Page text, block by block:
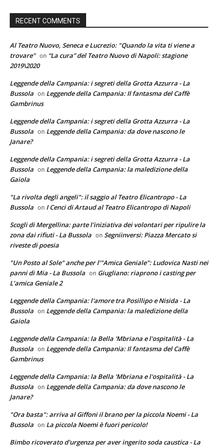
RECENT COMMENTS
Al Teatro Nuovo, Seneca e Lucrezio: "Quando la vita ti viene a
trovare" on “La cura” del Teatro Nuovo di Napoli: stagione
2019\2020
Leggende della Campania: i segreti della Grotta Azzurra - La
Bussola on Leggende della Campania: Il fantasma del Caffè
Gambrinus
Leggende della Campania: i segreti della Grotta Azzurra - La
Bussola on Leggende della Campania: da dove nascono le
Janare?
Leggende della Campania: i segreti della Grotta Azzurra - La
Bussola on Leggende della Campania: la maledizione della
Gaiola
"La rivolta degli angeli": il saggio al Teatro Elicantropo - La
Bussola on I Cenci di Artaud al Teatro Elicantropo di Napoli
Scogli di Mergellina: parte l'iniziativa dei volontari per ripulire la
zona dai rifiuti - La Bussola on Segniinversi: Piazza Mercato si
riveste di poesia
"Un Posto al Sole" anche per l’"Amica Geniale": Ludovica Nasti nei
panni di Mia - La Bussola on Giugliano: riaprono i casting per
L’amica Geniale 2
Leggende della Campania: l'amore tra Posillipo e Nisida - La
Bussola on Leggende della Campania: la maledizione della
Gaiola
Leggende della Campania: la Bella 'Mbriana e l'ospitalità - La
Bussola on Leggende della Campania: Il fantasma del Caffè
Gambrinus
Leggende della Campania: la Bella 'Mbriana e l'ospitalità - La
Bussola on Leggende della Campania: da dove nascono le
Janare?
"Ora basta": arriva al Giffoni il brano per la piccola Noemi - La
Bussola on La piccola Noemi è fuori pericolo!
Bimbo ricoverato d'urgenza per aver ingerito soda caustica - La